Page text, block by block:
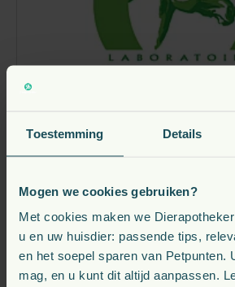
Toestemming Details
Mogen we cookies gebruiken?
Met cookies maken we
u en uw huisdier: passende tips,
en het soepel sparen van Petpunten.
mag, en u kunt dit altijd aanpassen.
Audevard
paardengezondheidLaboratoires
meer dan 35 jaar ervaring in het
hoogwaardige producten voor
bekend om zijn voortdurende focus
veiligheid en effectiviteit.